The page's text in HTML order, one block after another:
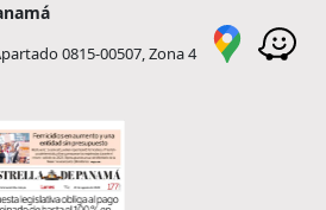
0815-00507, Zona 4